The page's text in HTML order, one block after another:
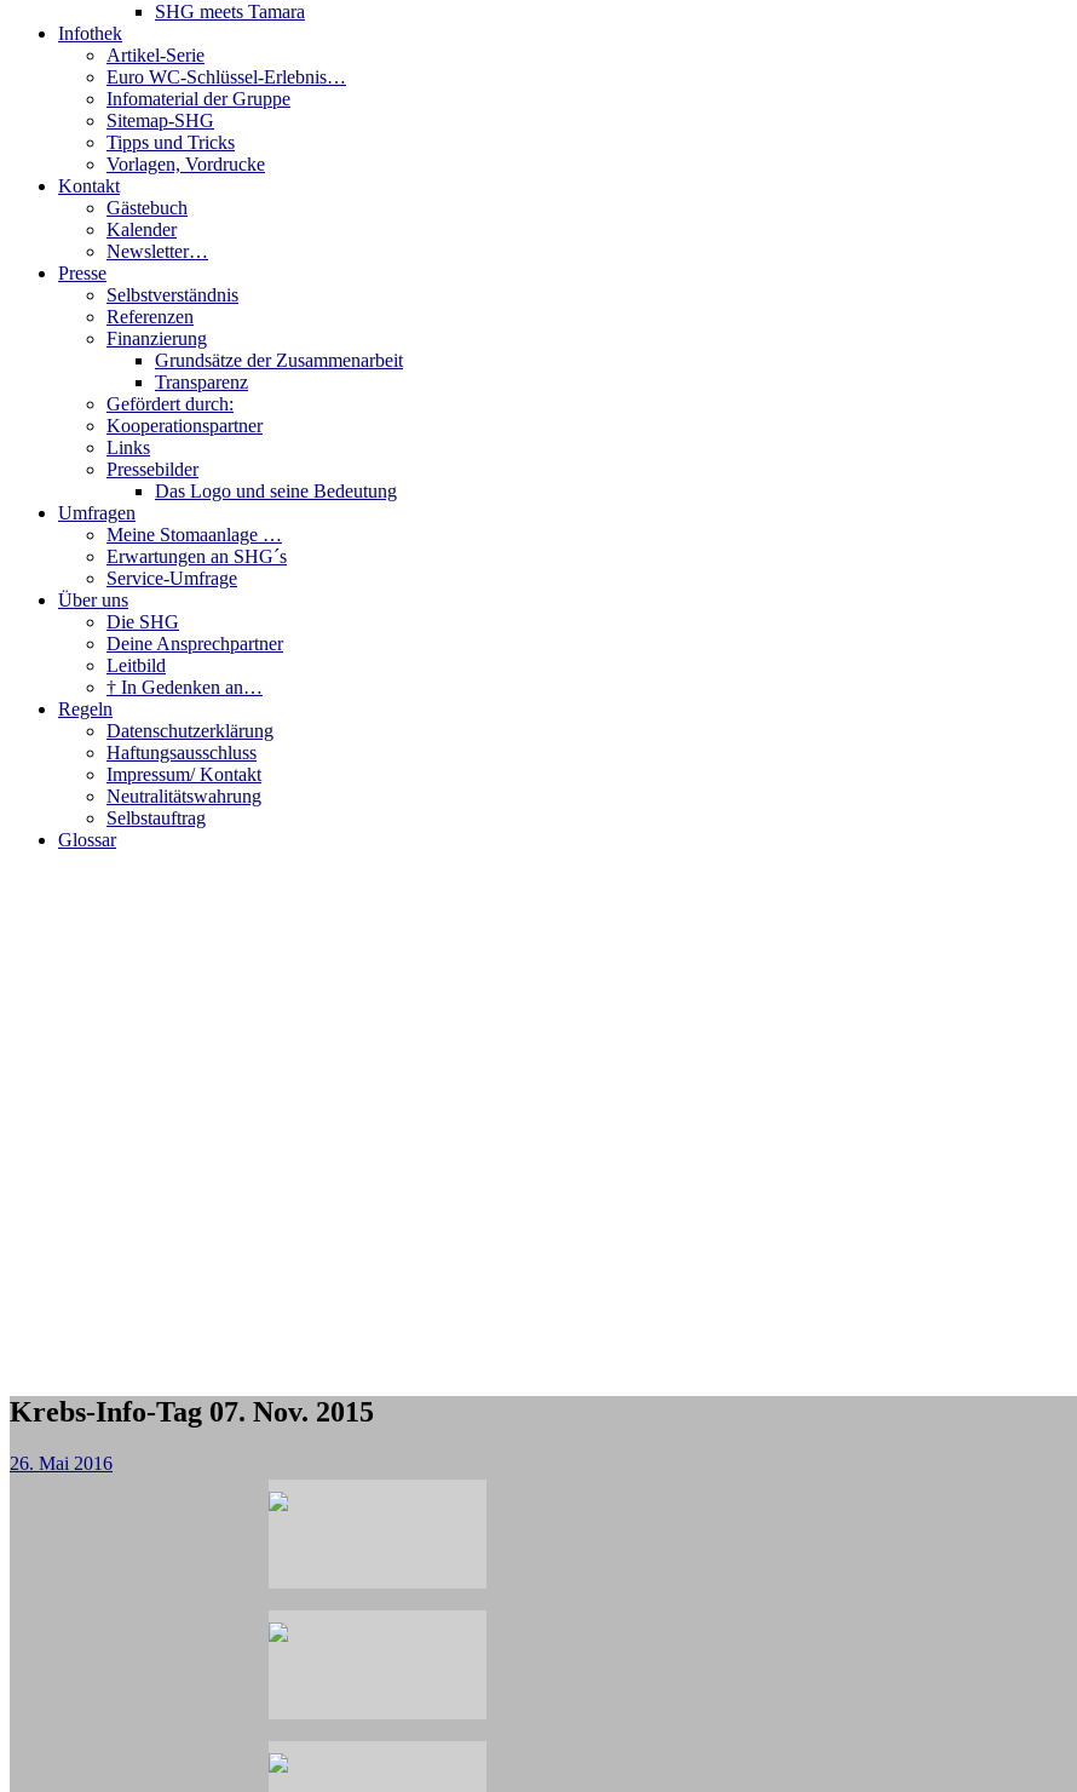
SHG meets Tamara
Infothek
Artikel-Serie
Euro WC-Schlüssel-Erlebnis…
Infomaterial der Gruppe
Sitemap-SHG
Tipps und Tricks
Vorlagen, Vordrucke
Kontakt
Gästebuch
Kalender
Newsletter…
Presse
Selbstverständnis
Referenzen
Finanzierung
Grundsätze der Zusammenarbeit
Transparenz
Gefördert durch:
Kooperationspartner
Links
Pressebilder
Das Logo und seine Bedeutung
Umfragen
Meine Stomaanlage …
Erwartungen an SHG´s
Service-Umfrage
Über uns
Die SHG
Deine Ansprechpartner
Leitbild
† In Gedenken an…
Regeln
Datenschutzerklärung
Haftungsausschluss
Impressum/ Kontakt
Neutralitätswahrung
Selbstauftrag
Glossar
Krebs-Info-Tag 07. Nov. 2015
26. Mai 2016